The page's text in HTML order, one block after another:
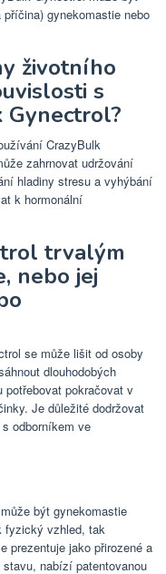
gynekomastie nebo
životního
s
Gynectrol?
CrazyBulk
zahrnovat udržování
hladiny stresu a vyhýbání
k hormonální
trvalým
nebo jej
se může lišit od osoby
dlouhodobých
pokračovat v
Je důležité dodržovat
odborníkem ve
být gynekomastie
fyzický vzhled, tak
prezentuje jako přirozené a
nabízí patentovanou